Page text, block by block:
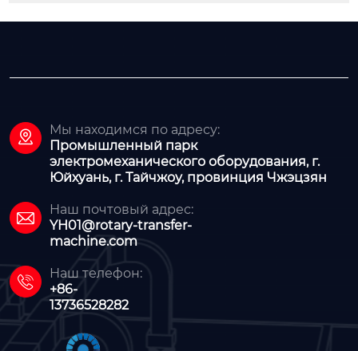

Мы находимся по адресу:
Промышленный парк
электромеханического оборудования, г.
Юйхуань, г. Тайчжоу, провинция Чжэцзян

Наш почтовый адрес:
YH01@rotary-transfer-
machine.com

Наш телефон:
+86-
13736528282